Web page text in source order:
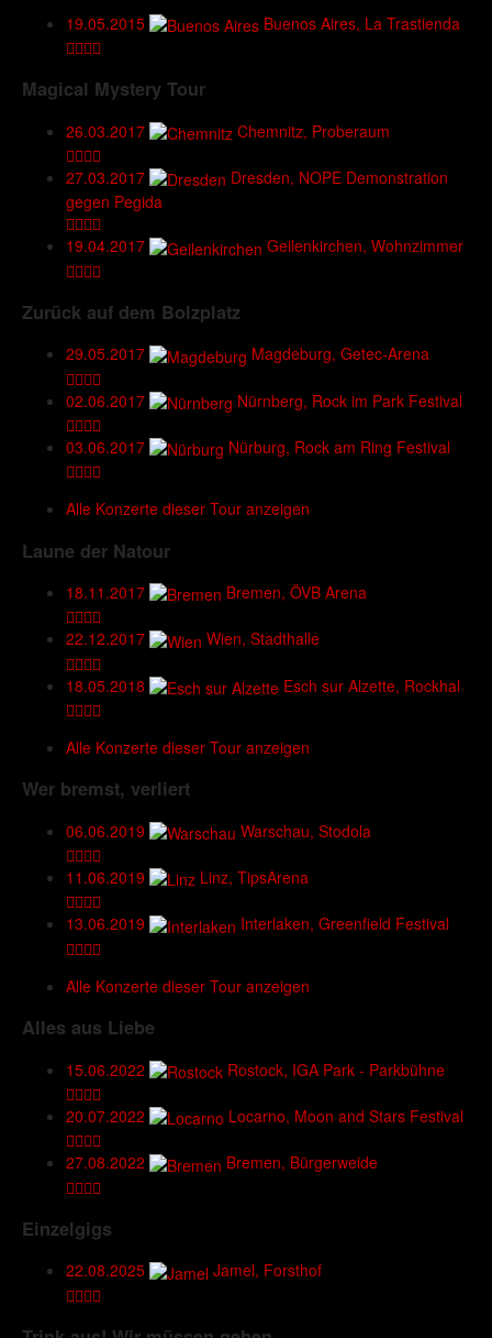
19.05.2015 Buenos Aires, La Trastienda
Magical Mystery Tour
26.03.2017 Chemnitz, Proberaum
27.03.2017
Dresden, NOPE Demonstration
gegen Pegida
19.04.2017
Geilenkirchen, Wohnzimmer
Zurück auf dem Bolzplatz
29.05.2017 Magdeburg, Getec-Arena
02.06.2017 Nürnberg, Rock im Park Festival
03.06.2017 Nürburg, Rock am Ring Festival
Alle Konzerte dieser Tour anzeigen
Laune der Natour
18.11.2017 Bremen, ÖVB Arena
22.12.2017 Wien, Stadthalle
18.05.2018 Esch sur Alzette, Rockhal
Alle Konzerte dieser Tour anzeigen
Wer bremst, verliert
06.06.2019 Warschau, Stodola
11.06.2019 Linz, TipsArena
13.06.2019 Interlaken, Greenfield Festival
Alle Konzerte dieser Tour anzeigen
Alles aus Liebe
15.06.2022 Rostock, IGA Park - Parkbühne
20.07.2022 Locarno, Moon and Stars Festival
27.08.2022 Bremen, Bürgerweide
Einzelgigs
22.08.2025 Jamel, Forsthof